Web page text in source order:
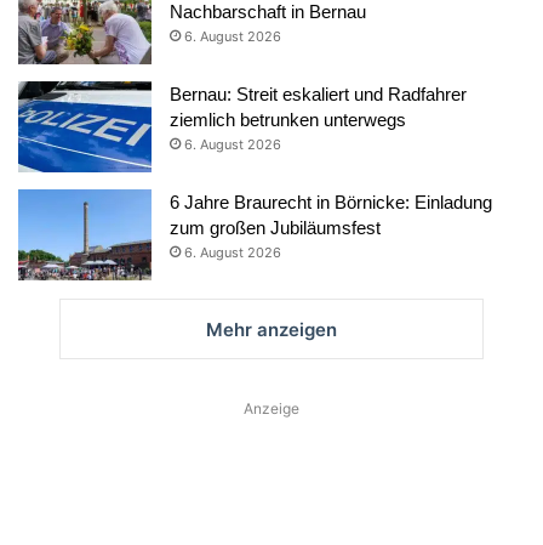
Nachbarschaft in Bernau
6. August 2026
Bernau: Streit eskaliert und Radfahrer
ziemlich betrunken unterwegs
6. August 2026
6 Jahre Braurecht in Börnicke: Einladung
zum großen Jubiläumsfest
6. August 2026
Mehr anzeigen
Anzeige